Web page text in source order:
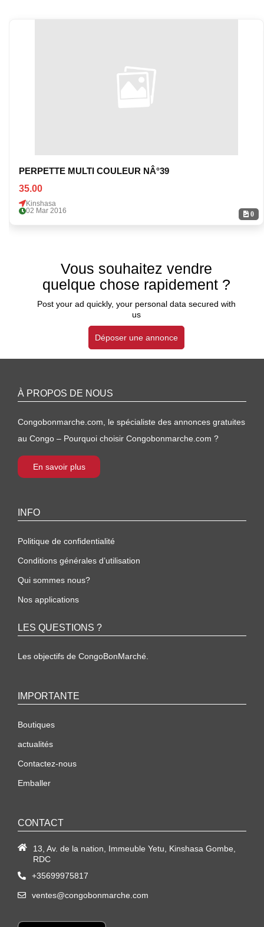
0
PERPETTE MULTI COULEUR NÂ°39
35.00
Kinshasa
02 Mar 2016
Vous souhaitez vendre
quelque chose rapidement ?
Post your ad quickly, your personal data secured with
us
Déposer une annonce
À PROPOS DE NOUS
Congobonmarche.com, le spécialiste des annonces gratuites
au Congo – Pourquoi choisir Congobonmarche.com ?
En savoir plus
INFO
Politique de confidentialité
Conditions générales d’utilisation
Qui sommes nous?
Nos applications
LES QUESTIONS ?
Les objectifs de CongoBonMarché.
IMPORTANTE
Boutiques
actualités
Contactez-nous
Emballer
CONTACT
13, Av. de la nation, Immeuble Yetu, Kinshasa Gombe,
RDC
+35699975817
ventes@congobonmarche.com